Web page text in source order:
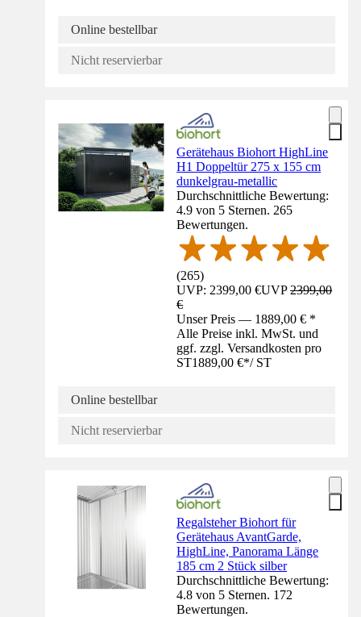
Online bestellbar
Nicht reservierbar
Gerätehaus Biohort HighLine
H1 Doppeltür 275 x 155 cm
dunkelgrau-metallic
Durchschnittliche Bewertung:
4.9 von 5 Sternen. 265
Bewertungen.
(265)
UVP: 2399,00 €UVP2399,00
€
Unser Preis — 1889,00 € *
Alle Preise inkl. MwSt. und
ggf. zzgl. Versandkosten pro
ST1889,00 €*/ ST
Online bestellbar
Nicht reservierbar
Regalsteher Biohort für
Gerätehaus AvantGarde,
HighLine, Panorama Länge
185 cm 2 Stück silber
Durchschnittliche Bewertung:
4.8 von 5 Sternen. 172
Bewertungen.